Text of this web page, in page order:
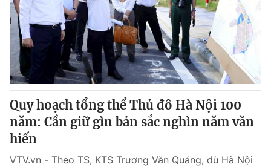
Quy hoạch tổng thể Thủ đô Hà Nội 100
năm: Cần giữ gìn bản sắc nghìn năm văn
hiến
VTV.vn - Theo TS, KTS Trương Văn Quảng, dù Hà Nội